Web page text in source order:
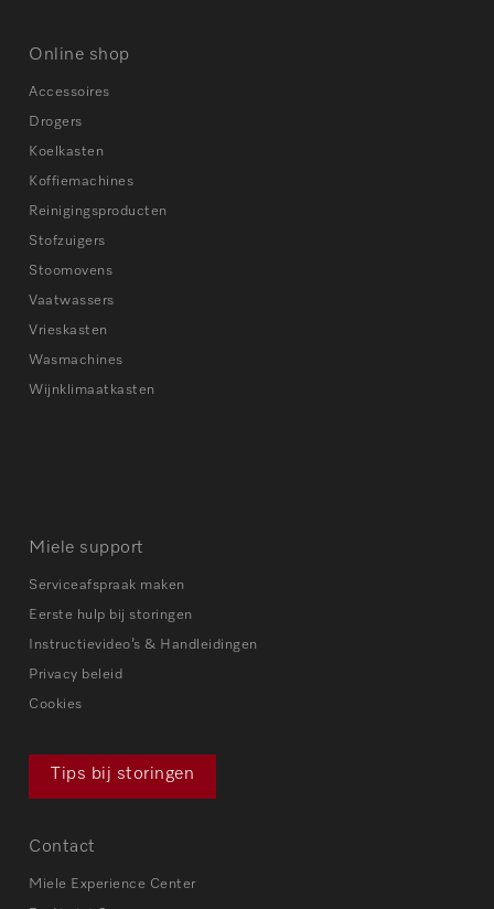
Online shop
Accessoires
Drogers
Koelkasten
Koffiemachines
Reinigingsproducten
Stofzuigers
Stoomovens
Vaatwassers
Vrieskasten
Wasmachines
Wijnklimaatkasten
Miele support
Serviceafspraak maken
Eerste hulp bij storingen
Instructievideo’s & Handleidingen
Privacy beleid
Cookies
Tips bij storingen
Contact
Miele Experience Center